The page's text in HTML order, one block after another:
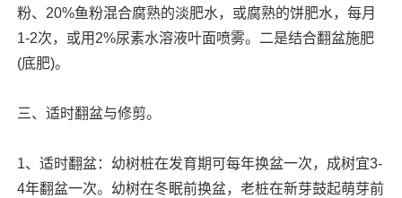
粉、20%鱼粉混合腐熟的淡肥水，或腐熟的饼肥水，每月
1-2次，或用2%尿素水溶液叶面喷雾。二是结合翻盆施肥
(底肥)。
三、适时翻盆与修剪。
1、适时翻盆：幼树桩在发育期可每年换盆一次，成树宜3-
4年翻盆一次。幼树在冬眠前换盆，老桩在新芽鼓起萌芽前